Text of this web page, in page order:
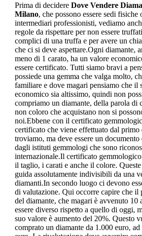
Prima di decidere Dove Vendere
Milano, che possono essere sedi fisiche
intermediari professionisti, vediamo
regole da rispettare per non essere
complici di una truffa e per avere un
che ci si deve aspettare.Ogni diamante,
meno di 1 carato, ha un valore
essere certificato. Tutti siamo bravi a
possiede una gemma che valga molto,
familiare e dove magari pensiamo che il
economico sia altissimo, quindi non
compriamo un diamante, della parola di
non coloro che acquistano non si
noi.Ebbene con il certificato
certificato che viene effettuato dal primo
troviamo, ma deve essere un
dagli istituti gemmologi che sono
internazionale.Il certificato
il taglio, i carati e anche il colore.
guida assolutamente indivisibili da una
diamanti.In secondo luogo ci devono
di valutazione. Qui occorre capire che il
del diamante, che magari è avvenuto 10
essere diverso rispetto a quello di oggi,
suo valore è aumento del 20%. Questo
comprato un diamante da 1.000 euro,